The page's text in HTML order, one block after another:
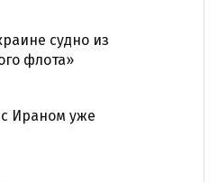
судно из
флота»
Ираном уже